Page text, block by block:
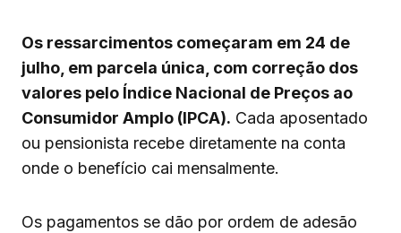
Os ressarcimentos começaram em 24 de
julho, em parcela única, com correção dos
valores pelo Índice Nacional de Preços ao
Consumidor Amplo (IPCA). Cada aposentado
ou pensionista recebe diretamente na conta
onde o benefício cai mensalmente.
Os pagamentos se dão por ordem de adesão